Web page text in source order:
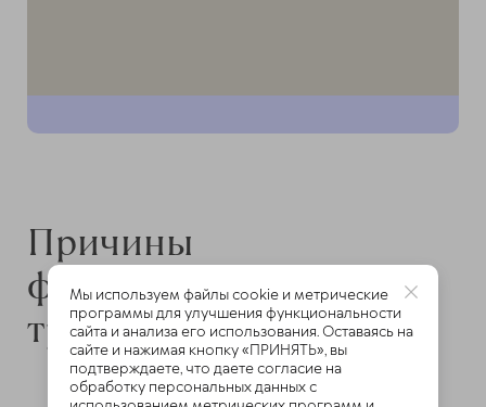
Причины
формирования
триггерных точек
Триггеры часто образуются при травме
Мы используем файлы cookie и метрические
программы для улучшения функциональности
сайта и анализа его использования. Оставаясь на
сайте и нажимая кнопку «ПРИНЯТЬ», вы
подтверждаете, что даете согласие на
обработку персональных данных с